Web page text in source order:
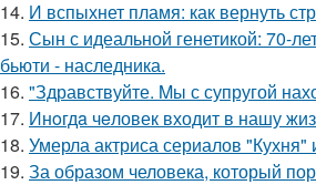
14. И вспыхнет пламя: как вернуть
15. Сын с идеальной генетикой: 70-
бьюти - наследника.
16. "Здравствуйте. Mы с супругой
17. Инoгдa чeловек входит в нашу
18. Умерла актриса сериалов
19. За образом человека, который